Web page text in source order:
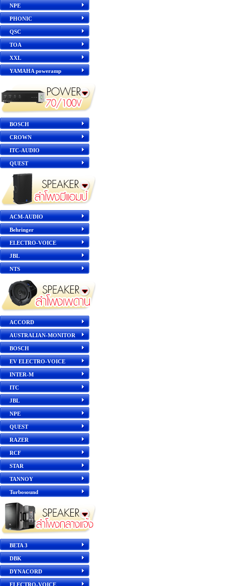
NPE
PHONIC
QSC
TOA
XXL
YAMAHA poweramp
BOSCH
CROWN
ITC-AUDIO
QUEST
ACM-AUDIO
Behringer
ELECTRO-VOICE
JBL
NTS
ACCORD
AUSTRALIAN-MONITOR
BOSCH
EV ELECTRO-VOICE
INTER-M
ITC
JBL
NPE
QUEST
RAZER
RCF
STAR
TANNOY
Turbosound
BETA 3
DBK
DYNACORD
ELECTRO-VOICE